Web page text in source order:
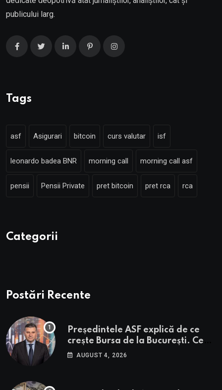
publicului larg.
Tags
asf Asigurari bitcoin curs valutar isf
leonardo badea BNR morning call morning call asf
pensii Pensii Private pret bitcoin pret rca rca
Categorii
Postări Recente
Președintele ASF explică de ce
crește Bursa de la București. Ce
urmează pentru BVB potrivit lui
AUGUST 4, 2026